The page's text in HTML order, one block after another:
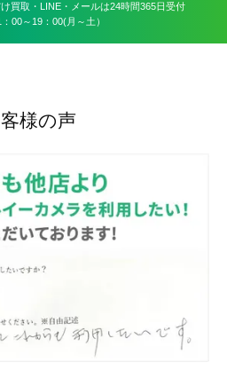
買取・LINE・メールは24時間365日受付
00～19：00(月～土）
様の声